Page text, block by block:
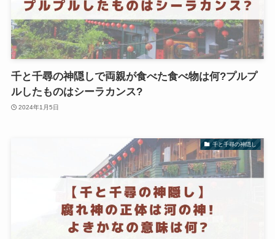
千と千尋の神隠しで両親が食べた食べ物は何?プルプ
ルしたものはシーラカンス?
2024年1月5日
千と千尋の神隠し